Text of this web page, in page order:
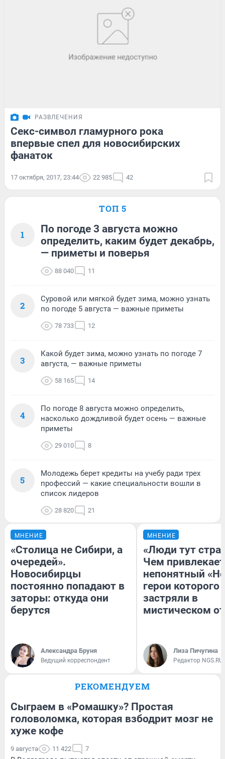
РАЗВЛЕЧЕНИЯ
Секс-символ гламурного рока
впервые спел для новосибирских
фанаток
17 октября, 2017, 23:44 22 985 42
ТОП 5
1
По погоде 3 августа можно
определить, каким будет декабрь,
— приметы и поверья
88 040 11
2
Суровой или мягкой будет зима, можно узнать
по погоде 5 августа — важные приметы
78 733 12
3
Какой будет зима, можно узнать по погоде 7
августа, — важные приметы
58 165 14
4
По погоде 8 августа можно определить,
насколько дождливой будет осень — важные
приметы
29 010 8
5
Молодежь берет кредиты на учебу ради трех
профессий — какие специальности вошли в
список лидеров
28 820 21
МНЕНИЕ
«Столица не Сибири, а
очередей».
Новосибирцы
постоянно попадают в
заторы: откуда они
берутся
Александра Бруня
Ведущий корреспондент
МНЕНИЕ
«Люди тут
Чем привлекает
непонятный
герои которого
застряли в
мистическом
Лиза Пичугина
Редактор NGS.RU
РЕКОМЕНДУЕМ
Сыграем в «Ромашку»? Простая
головоломка, которая взбодрит мозг не
хуже кофе
9 августа 11 422 7